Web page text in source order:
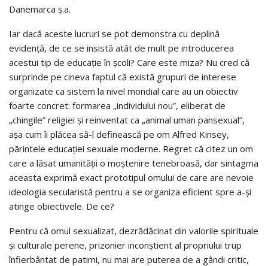
Danemarca ș.a.
Iar dacă aceste lucruri se pot demonstra cu deplină
evidență, de ce se insistă atât de mult pe introducerea
acestui tip de educație în școli? Care este miza? Nu cred că
surprinde pe cineva faptul că există grupuri de interese
organizate ca sistem la nivel mondial care au un obiectiv
foarte concret: formarea „individului nou”, eliberat de
„chingile” religiei şi reinventat ca „animal uman pansexual”,
aşa cum îi plăcea să-l definească pe om Alfred Kinsey,
părintele educaţiei sexuale moderne. Regret că citez un om
care a lăsat umanităţii o moştenire tenebroasă, dar sintagma
aceasta exprimă exact prototipul omului de care are nevoie
ideologia secularistă pentru a se organiza eficient spre a-şi
atinge obiectivele. De ce?
Pentru că omul sexualizat, dezrădăcinat din valorile spirituale
și culturale perene, prizonier inconștient al propriului trup
înfierbântat de patimi, nu mai are puterea de a gândi critic,